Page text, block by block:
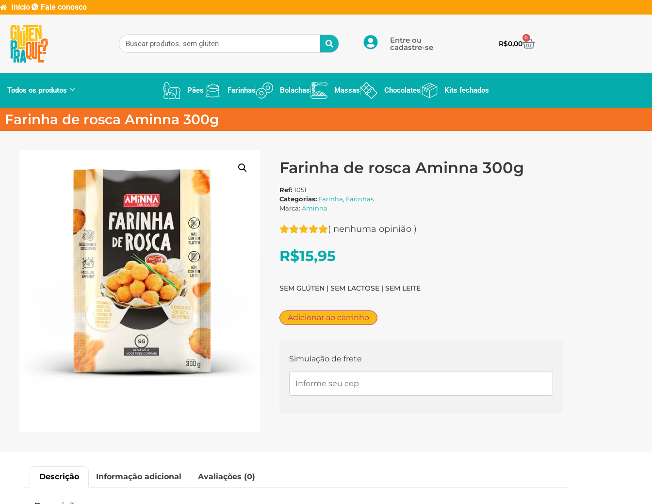
Início Fale conosco
Entre ou
cadastre-se R$0,00
0
Todos os produtos Pães Farinhas Bolachas Massas Chocolates Kits fechados
Farinha de rosca Aminna 300g
Farinha de rosca Aminna 300g
Ref: 1051
Categorias: Farinha, Farinhas
Marca: Aminna
( nenhuma opinião )
R$15,95
SEM GLÚTEN | SEM LACTOSE | SEM LEITE
Adicionar ao carrinho
Simulação de frete
Descrição Informação adicional Avaliações (0)